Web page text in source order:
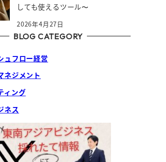
しても使えるツール〜
2026年4月27日
BLOG CATEGORY
ュフロー経営
ネジメント
ィング
ネス